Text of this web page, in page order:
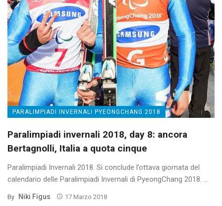
PARALIMPIADI INVERNALI PYEONGCHANG 2018
Paralimpiadi invernali 2018, day 8: ancora
Bertagnolli, Italia a quota cinque
Paralimpiadi Invernali 2018. Si conclude l’ottava giornata del
calendario delle Paralimpiadi Invernali di PyeongChang 2018. ...
By Niki Figus 17 Marzo 2018